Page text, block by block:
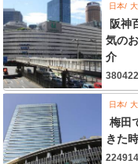
日本
阪神
気の
介
380422
日本
梅田
きた
224914